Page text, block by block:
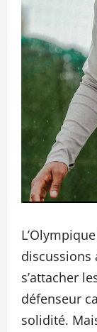
discussions
s’attacher
défenseur
solidité.